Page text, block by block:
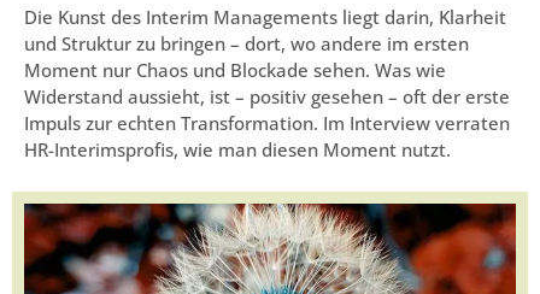
Die Kunst des Interim Managements liegt darin, Klarheit
und Struktur zu bringen – dort, wo andere im ersten
Moment nur Chaos und Blockade sehen. Was wie
Widerstand aussieht, ist – positiv gesehen – oft der erste
Impuls zur echten Transformation. Im Interview verraten
HR-Interimsprofis, wie man diesen Moment nutzt.